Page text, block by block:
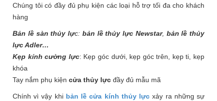
Chúng tôi có đầy đủ phụ kiện các loại hỗ trợ tối đa cho khách
hàng
Bản lề sàn thủy lực: bản lề thủy lực Newstar, bản lề thủy
lực Adler…
Kẹp kính cường lực: Kẹp góc dưới, kẹp góc trên, kẹp ti, kẹp
khóa
Tay nắm phụ kiện cửa thủy lực đầy đủ mẫu mã
Chính vì vậy khi bản lề cửa kính thủy lực xảy ra những sự